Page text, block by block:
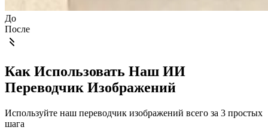
До
После
Как Использовать Наш ИИ
Переводчик Изображений
Используйте наш переводчик изображений всего за 3 простых
шага